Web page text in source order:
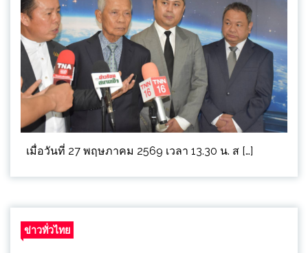
เมื่อวันที่ 27 พฤษภาคม 2569 เวลา 13.30 น. ส […]
ข่าวทั่วไทย